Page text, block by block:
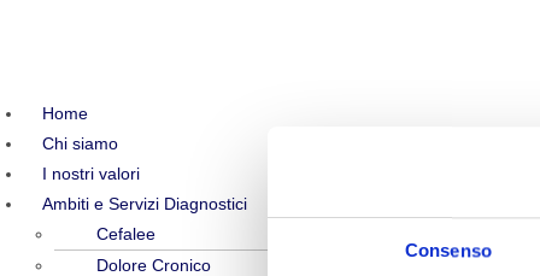
Consenso
Home
Chi siamo
I nostri valori
Ambiti e Servizi Diagnostici
Cefalee
Dolore Cronico